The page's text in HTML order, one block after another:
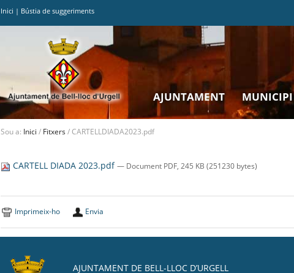
Inici | Bústia de suggeriments
AJUNTAMENT MUNICIPI
Sou a: Inici / Fitxers/CARTELLDIADA2023.pdf
CARTELL DIADA 2023.pdf— Document PDF, 245 KB (251230 bytes)
Imprimeix-ho Envia
AJUNTAMENT DE BELL-LLOC D’URGELL